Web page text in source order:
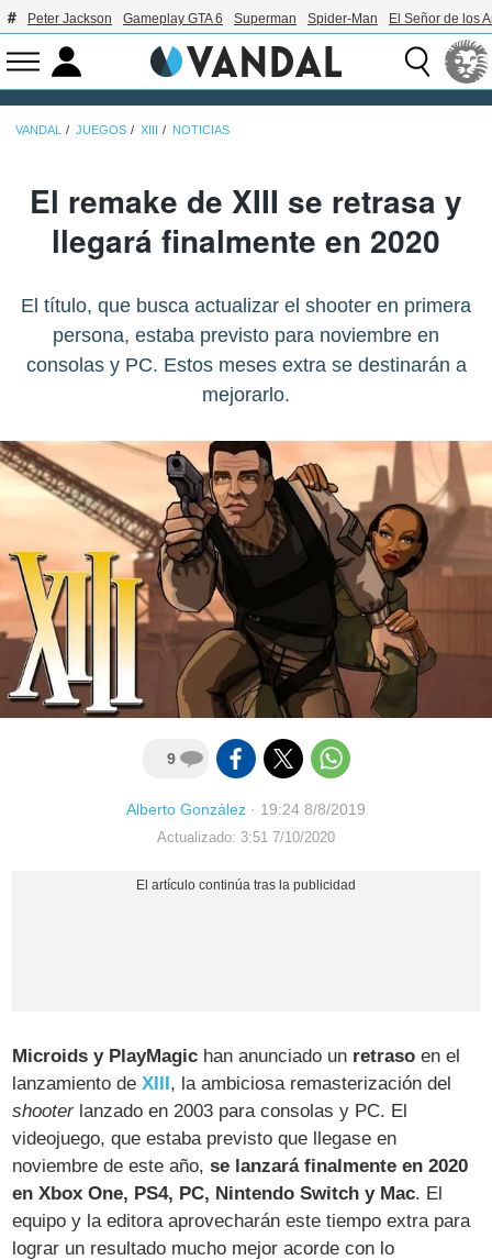
Peter Jackson Gameplay GTA 6 Superman Spider-Man El Señor de los
VANDAL JUEGOS XIII NOTICIAS
El remake de XIII se retrasa y
llegará finalmente en 2020
El título, que busca actualizar el shooter en primera
persona, estaba previsto para noviembre en
consolas y PC. Estos meses extra se destinarán a
mejorarlo.
9
Alberto González · 19:24 8/8/2019
Actualizado: 3:51 7/10/2020
Microids y PlayMagic han anunciado un retraso en el
lanzamiento deXIII, la ambiciosa remasterización del
shooterlanzado en 2003 para consolas y PC. El
videojuego, que estaba previsto que llegase en
noviembre de este año,se lanzará finalmente en 2020
en Xbox One, PS4, PC, Nintendo Switch y Mac. El
equipo y la editora aprovecharán este tiempo extra para
lograr un resultado mucho mejor acorde con lo